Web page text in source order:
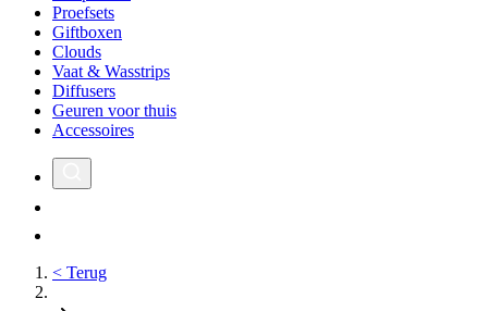
Proefsets
Giftboxen
Clouds
Vaat & Wasstrips
Diffusers
Geuren voor thuis
Accessoires
< Terug